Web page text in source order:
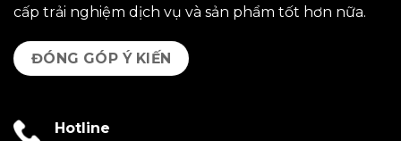
cấp trải nghiệm dịch vụ và sản phẩm tốt hơn nữa.
ĐÓNG GÓP Ý KIẾN
Hotline